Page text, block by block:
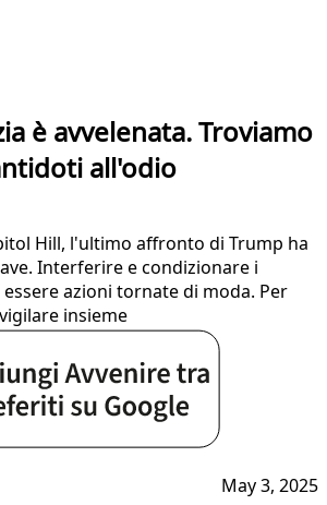
è avvelenata. Troviamo
all'odio
Hill, l'ultimo affronto di Trump ha
Interferire e condizionare i
azioni tornate di moda. Per
insieme
May 3, 2025